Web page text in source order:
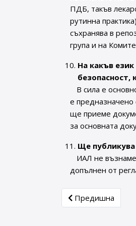
ПДБ, такъв
рутинна
съхранява в
група и на
На какъв
безопасност,
В сила е
е предназначено
ще приеме
за основната
Ще
ИАЛ не
допълнен от
Previous article:
Предишна